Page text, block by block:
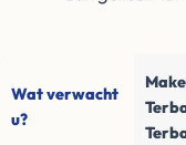
Wat verwacht
u?